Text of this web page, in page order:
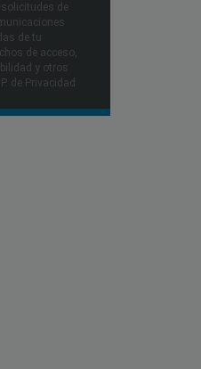
de
de tu
de acceso,
y otros
de Privacidad​